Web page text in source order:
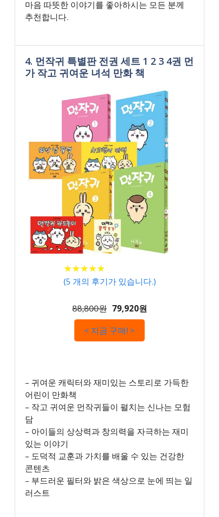
마음 따뜻한 이야기를 좋아하시는 모든 분께
추천합니다.
4. 먼작귀 특별판 전권 세트 1 2 3 4권 먼
가 작고 귀여운 녀석 만화 책
★★★★★
★★★★★
(5 개의 후기가 있습니다.)
88,800원 79,920원
< 지금 구매! >
– 귀여운 캐릭터와 재미있는 스토리로 가득한
어린이 만화책
– 작고 귀여운 먼작귀들이 펼치는 신나는 모험
담
– 아이들의 상상력과 창의력을 자극하는 재미
있는 이야기
– 도덕적 교훈과 가치를 배울 수 있는 건강한
콘텐츠
– 부드러운 필터와 밝은 색상으로 눈에 띄는 일
러스트